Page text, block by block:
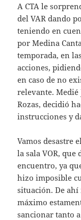
A CTA le
del VAR dando
teniendo en
por Medina
temporada, en
acciones,
en caso de no
relevante. Medié
Rozas, decidió
instrucciones y
Vamos desastre
la sala VOR, que
encuentro, ya
hizo imposible
situación. De
máximo
sancionar tanto